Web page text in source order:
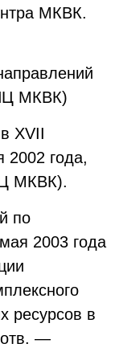
МКВК.
МКВК)
XVII
года,
МКВК).
по
2003 года
ресурсов в
—